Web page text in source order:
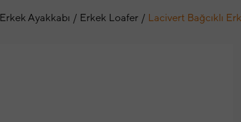
Erkek Ayakkabı Erkek Loafer Lacivert Bağcıklı